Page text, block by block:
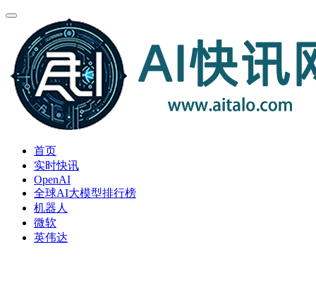
首页
实时快讯
OpenAI
全球AI大模型排行榜
机器人
微软
英伟达